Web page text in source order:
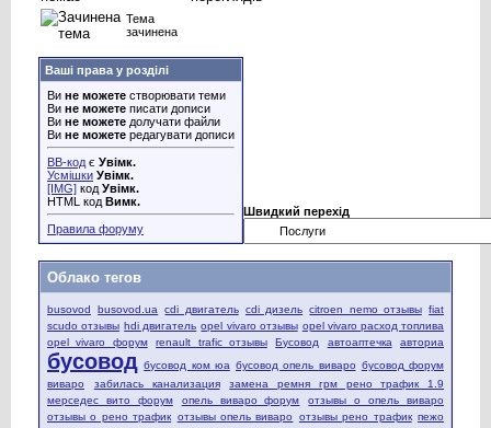
Тема
зачинена
Ваші права у розділі
Ви не можете створювати теми
Ви не можете писати дописи
Ви не можете долучати файли
Ви не можете редагувати дописи
BB-код є Увімк.
Усмішки Увімк.
[IMG] код Увімк.
HTML код Вимк.
Правила форуму
Швидкий перехід
Облако тегов
busovod busovod.ua cdi двигатель cdi дизель citroen nemo отзывы fiat
scudo отзывы hdi двигатель opel vivaro отзывы opel vivaro расход топлива
opel vivaro форум
renault trafic отзывы Бусовод автоаптечка авториа
бусовод бусовод ком юа бусовод опель виваро бусовод форум
виваро
забилась канализация
замена ремня грм рено трафик 1.9
мерседес вито форум
опель виваро форум
отзывы о опель виваро
отзывы о рено трафик отзывы опель виваро отзывы рено трафик пежо